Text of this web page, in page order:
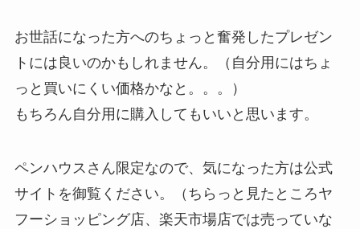
お世話になった方へのちょっと奮発したプレゼン
トには良いのかもしれません。（自分用にはちょ
っと買いにくい価格かなと。。。）
もちろん自分用に購入してもいいと思います。
ペンハウスさん限定なので、気になった方は公式
サイトを御覧ください。（ちらっと見たところヤ
フーショッピング店、楽天市場店では売っていな